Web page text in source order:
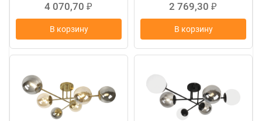
4 070,70 ₽
В корзину
2 769,30 ₽
В корзину